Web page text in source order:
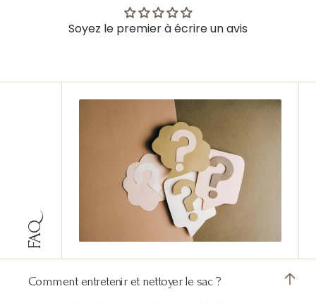
Soyez le premier à écrire un avis
FAQ
Comment entretenir et nettoyer le sac ?